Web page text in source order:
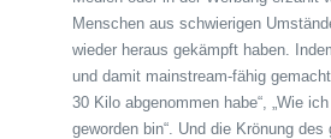
Menschen aus schwierigen
wieder heraus gekämpft haben.
und damit mainstream-fähig
30 Kilo abgenommen habe“, „Wie
geworden bin“. Und die Krönung